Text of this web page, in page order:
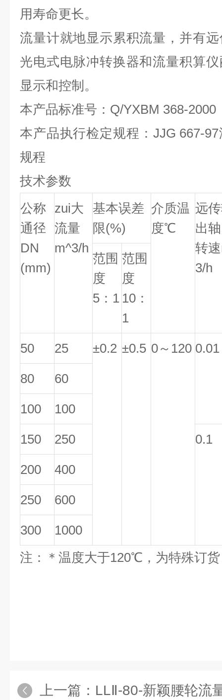
用寿命更长。
流量计就地显示累积流量，并有
光电式电脉冲转换器和流量积算
显示和控制。
本产品标准号：Q/YXBM 368-2000
本产品执行检定规程：JJG 667-
规程
技术参数
公称
通径
DN
(mm)
zui大
流量
m^3/h
基本误差
限(%)
介质温
度℃
远
出轴
转
3/h
范围
度
5：1
范围
度
10：
1
50 25 ±0.2 ±0.5 0～120 0.01
80 60
100 100
150 250 0.1
200 400
250 600
300
1000
注：＊温度大于120℃，为特殊订货
上一篇： LLⅡ-80-新颖腰轮流量